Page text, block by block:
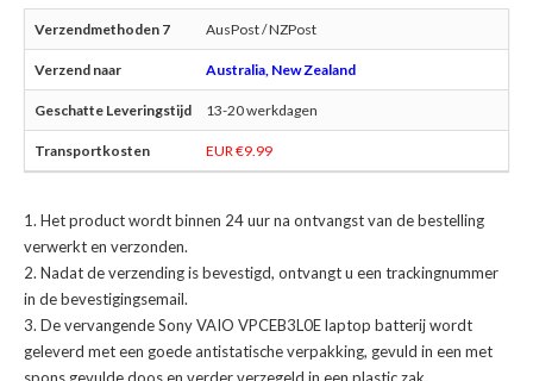
AusPost / NZPost
Australia, New Zealand
13-20 werkdagen
EUR €9.99
Het product wordt binnen 24 uur na ontvangst van de bestelling
verwerkt en verzonden.
Nadat de verzending is bevestigd, ontvangt u een trackingnummer
in de bevestigingsemail.
Devervangende Sony VAIO VPCEB3L0E laptop batterijwordt
geleverd met een goede antistatische verpakking, gevuld in een met